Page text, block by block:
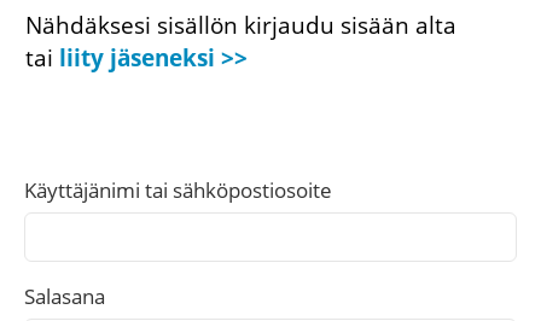
Nähdäksesi sisällön kirjaudu sisään alta
tai liity jäseneksi >>
Käyttäjänimi tai sähköpostiosoite
Salasana